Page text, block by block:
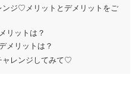
ンジ♡メリットとデメリットをご
リットは？
メリットは？
ャレンジしてみて♡